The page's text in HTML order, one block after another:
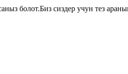
болот.Биз сиздер учун тез